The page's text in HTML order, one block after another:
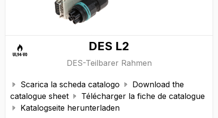
DES L2
DES-Teilbarer Rahmen
 Scarica la scheda catalogo 
Download the
catalogue sheet
 Télécharger la fiche de catalogue
 Katalogseite herunterladen